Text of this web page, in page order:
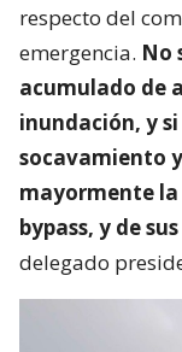
respecto del
emergencia. No
acumulado de
inundación, y
socavamiento
mayormente
bypass, y de
delegado